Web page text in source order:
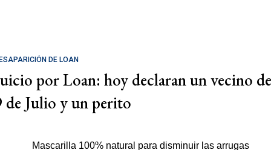
DE LOAN
por Loan: hoy declaran un vecino de
de Julio y un perito